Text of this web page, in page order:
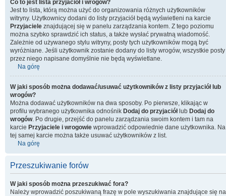
Co to jest lista przyjaciół i wrogów?
Jest to lista, którą można użyć do organizowania różnych użytkowników
witryny. Użytkownicy dodani do listy przyjaciół będą wyświetleni na karcie
Przyjaciele znajdującej się w panelu zarządzania kontem. Z tego poziomu
można szybko sprawdzić ich status, a także wysłać prywatną wiadomość.
Zależnie od używanego stylu witryny, posty tych użytkowników mogą być
wyróżniane. Jeśli użytkownik zostanie dodany do listy wrogów, wszystkie posty
przez niego napisane domyślnie nie będą wyświetlane.
Na górę
W jaki sposób można dodawać/usuwać użytkowników z listy przyjaciół lub
wrogów?
Można dodawać użytkowników na dwa sposoby. Po pierwsze, klikając w
profilu wybranego użytkownika odnośnik Dodaj do przyjaciółlub Dodaj do
wrogów. Po drugie, przejść do panelu zarządzania swoim kontem i tam na
karcie Przyjaciele i wrogowie wprowadzić odpowiednie dane użytkownika. Na
tej samej karcie można także usuwać użytkowników z list.
Na górę
Przeszukiwanie forów
W jaki sposób można przeszukiwać fora?
Należy wprowadzić poszukiwaną frazę w pole wyszukiwania znajdujące się na